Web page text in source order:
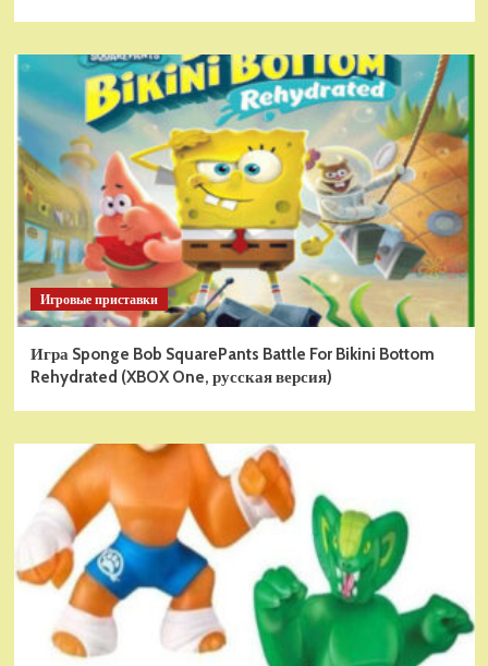
Игровые приставки
Игра Sponge Bob SquarePants Battle For Bikini Bottom
Rehydrated (XBOX One, русская версия)